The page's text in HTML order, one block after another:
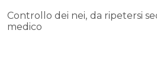
Controllo dei nei, da ripetersi
medico